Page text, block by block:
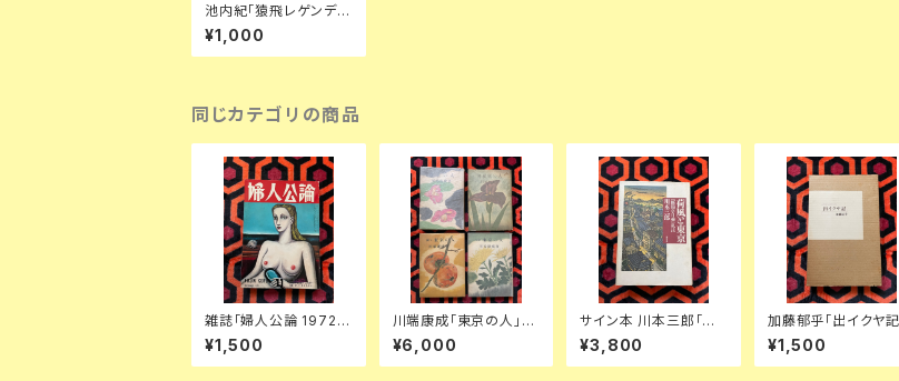
池内紀「猿飛レゲンデ
日本文学覗き箱」 初版
函入り 帯付き 付録付き
沖積舎
¥1,000
同じカテゴリの商品
雑誌「婦人公論 1972 1
1月号」表紙:金子國義
中央公論社 澁澤龍彦
ダリ 後藤明生 倉橋由美
¥1,500
川端康成「東京の人」全
四巻セット 装幀:金島桂
華 新潮社
¥6,000
サイン本 川本三郎「荷
風と東京 『断腸亭日乗』
私註」初版 都市出版 東
京人
¥3,800
加藤郁乎「出イクヤ
IBER EXICVIAE」初版
函入り 挿絵:齋藤和雄
天眼社 俳句集
¥1,500